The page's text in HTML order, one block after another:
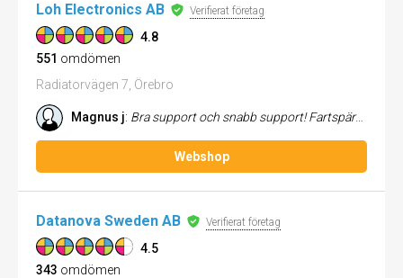
Loh Electronics AB Verifierat företag
4.8
551 omdömen
Radiatorvägen 7, Örebro
Magnus j: Bra support och snabb support! Fartspärren funkade inte så bra på min atraktor dock.
Webshop
Datanova Sweden AB Verifierat företag
4.5
343 omdömen